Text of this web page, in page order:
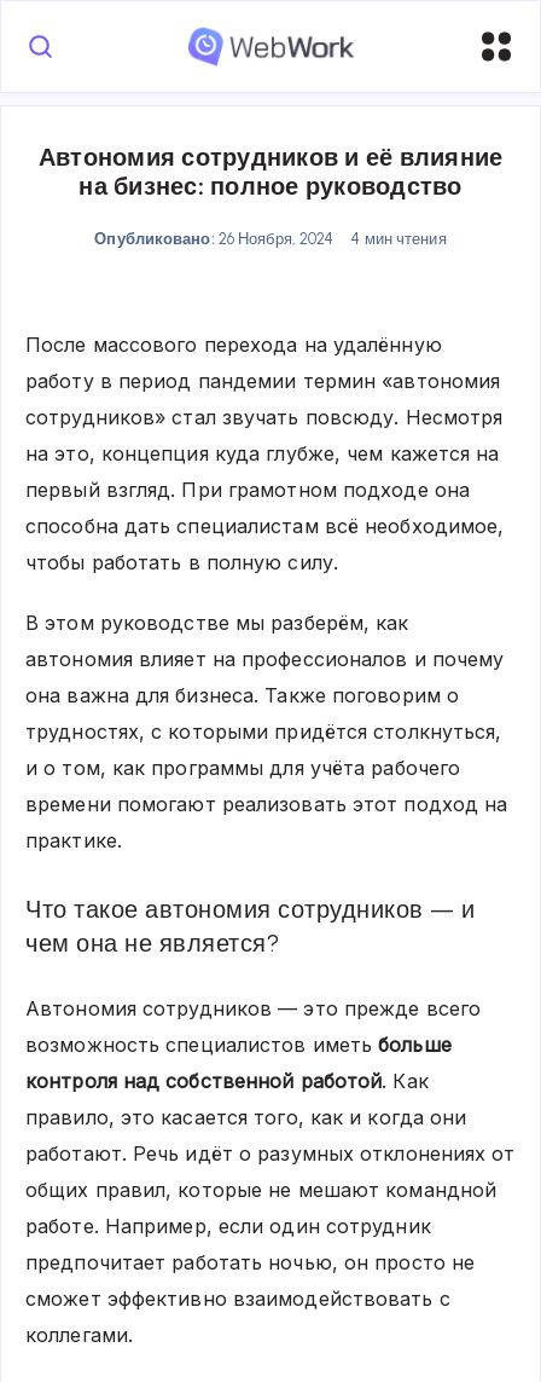
Автономия сотрудников и её влияние
на бизнес: полное руководство
Опубликовано: 26 Ноября, 2024 4 мин чтения
После массового перехода на удалённую
работу в период пандемии термин «автономия
сотрудников» стал звучать повсюду. Несмотря
на это, концепция куда глубже, чем кажется на
первый взгляд. При грамотном подходе она
способна дать специалистам всё необходимое,
чтобы работать в полную силу.
В этом руководстве мы разберём, как
автономия влияет на профессионалов и почему
она важна для бизнеса. Также поговорим о
трудностях, с которыми придётся столкнуться,
и о том, как программы для учёта рабочего
времени помогают реализовать этот подход на
практике.
Что такое автономия сотрудников — и
чем она не является?
Автономия сотрудников — это прежде всего
возможность специалистов иметьбольше
контроля над собственной работой. Как
правило, это касается того, как и когда они
работают. Речь идёт о разумных отклонениях от
общих правил, которые не мешают командной
работе. Например, если один сотрудник
предпочитает работать ночью, он просто не
сможет эффективно взаимодействовать с
коллегами.